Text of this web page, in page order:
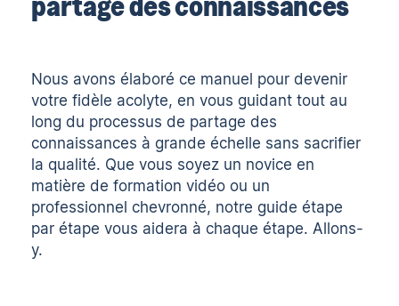
Nous avons élaboré ce manuel pour devenir
votre fidèle acolyte, en vous guidant tout au
long du processus de partage des
connaissances à grande échelle sans sacrifier
la qualité. Que vous soyez un novice en
matière de formation vidéo ou un
professionnel chevronné, notre guide étape
par étape vous aidera à chaque étape. Allons-
y.